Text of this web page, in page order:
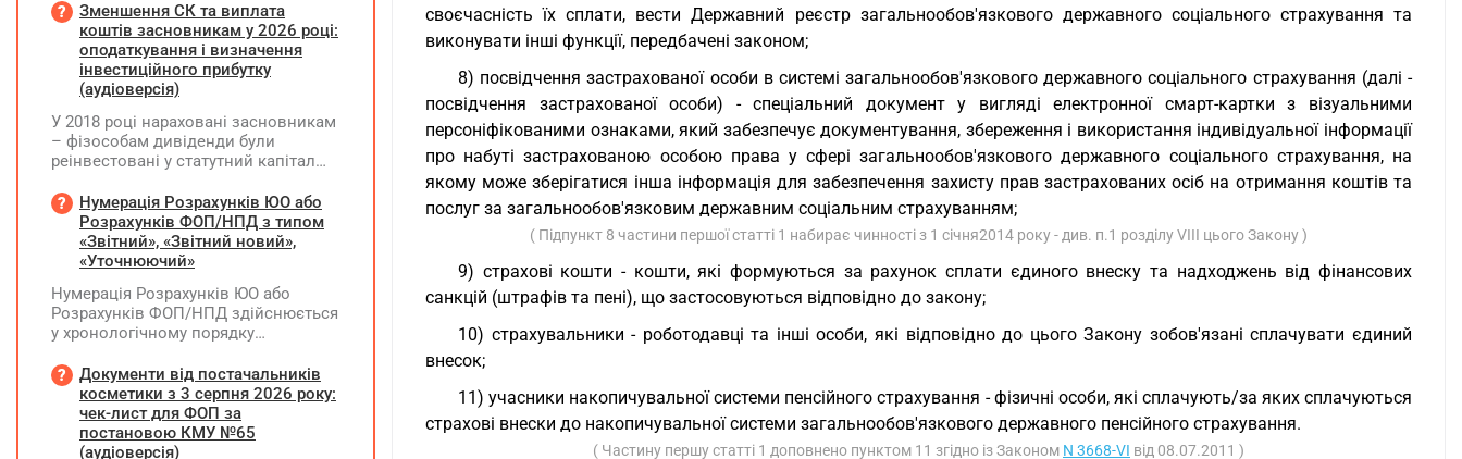
своєчасність їх сплати, вести Державний реєстр загальнообов'язкового державного соціального страхування та
виконувати інші функції, передбачені законом;
8) посвідчення застрахованої особи в системі загальнообов'язкового державного соціального страхування (далі -
посвідчення застрахованої особи) - спеціальний документ у вигляді електронної смарт-картки з візуальними
персоніфікованими ознаками, який забезпечує документування, збереження і використання індивідуальної інформації
про набуті застрахованою особою права у сфері загальнообов'язкового державного соціального страхування, на
якому може зберігатися інша інформація для забезпечення захисту прав застрахованих осіб на отримання коштів та
послуг за загальнообов'язковим державним соціальним страхуванням;
( Підпункт 8 частини першої статті 1 набирає чинності з 1 січня2014 року - див. п.1 розділу VIII цього Закону )
9) страхові кошти - кошти, які формуються за рахунок сплати єдиного внеску та надходжень від фінансових
санкцій (штрафів та пені), що застосовуються відповідно до закону;
10) страхувальники - роботодавці та інші особи, які відповідно до цього Закону зобов'язані сплачувати єдиний
внесок;
11) учасники накопичувальної системи пенсійного страхування - фізичні особи, які сплачують/за яких сплачуються
страхові внески до накопичувальної системи загальнообов'язкового державного пенсійного страхування.
( Частину першу статті 1 доповнено пунктом 11 згідно із Законом N 3668-VI від 08.07.2011 )
Зменшення СК та виплата
коштів засновникам у 2026 році:
оподаткування і визначення
інвестиційного прибутку
(аудіоверсія)
У 2018 році нараховані засновникам
– фізособам дивіденди були
реінвестовані у статутний капітал
ПДФО та ВЗ. Крім того, статутний
капітал збільшувався за рахунок
нерозподіленого прибутку без
нарахування дивідендів. У 2026 році
виплатити кошти засновникам. Чи
потрібно утримувати ПДФО та ВЗ?
Нумерація Розрахунків ЮО або
Розрахунків ФОП/НПД з типом
«Звітний», «Звітний новий»,
«Уточнюючий»
Нумерація Розрахунків ЮО або
Розрахунків ФОП/НПД здійснюється
у хронологічному порядку
межах одного звітного
(податкового) періоду та не
продовжується в наступних
Документи від постачальників
косметики з 3 серпня 2026 року:
чек-лист для ФОП за
постановою КМУ №65
(аудіоверсія)